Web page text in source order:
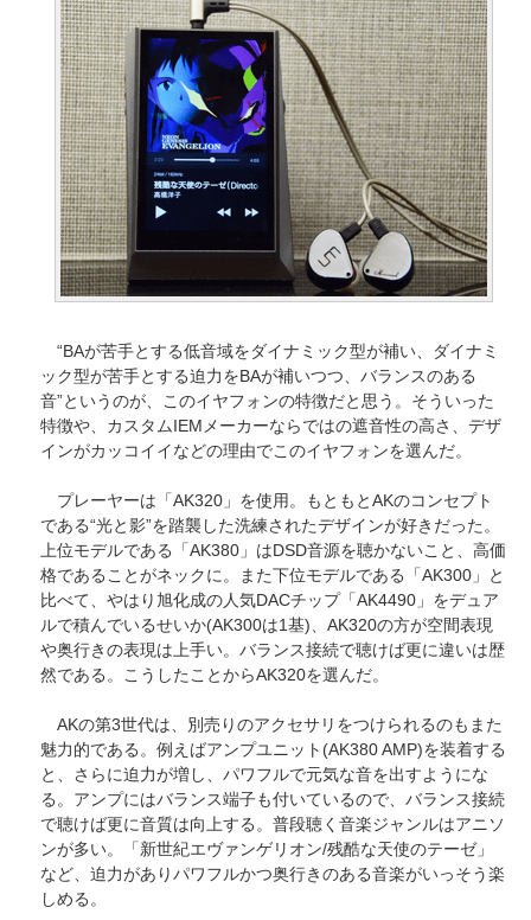
“BAが苦手とする低音域をダイナミック型が補い、ダイナミ
ック型が苦手とする迫力をBAが補いつつ、バランスのある
音”というのが、このイヤフォンの特徴だと思う。そういった
特徴や、カスタムIEMメーカーならではの遮音性の高さ、デザ
インがカッコイイなどの理由でこのイヤフォンを選んだ。
プレーヤーは「AK320」を使用。もともとAKのコンセプト
である“光と影”を踏襲した洗練されたデザインが好きだった。
上位モデルである「AK380」はDSD音源を聴かないこと、高価
格であることがネックに。また下位モデルである「AK300」と
比べて、やはり旭化成の人気DACチップ「AK4490」をデュア
ルで積んでいるせいか(AK300は1基)、AK320の方が空間表現
や奥行きの表現は上手い。バランス接続で聴けば更に違いは歴
然である。こうしたことからAK320を選んだ。
AKの第3世代は、別売りのアクセサリをつけられるのもまた
魅力的である。例えばアンプユニット(AK380 AMP)を装着する
と、さらに迫力が増し、パワフルで元気な音を出すようにな
る。アンプにはバランス端子も付いているので、バランス接続
で聴けば更に音質は向上する。普段聴く音楽ジャンルはアニソ
ンが多い。「新世紀エヴァンゲリオン/残酷な天使のテーゼ」
など、迫力がありパワフルかつ奥行きのある音楽がいっそう楽
しめる。